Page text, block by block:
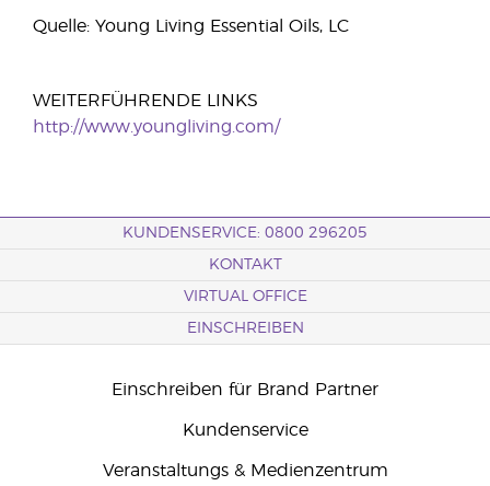
Quelle: Young Living Essential Oils, LC
WEITERFÜHRENDE LINKS
http://www.youngliving.com/
KUNDENSERVICE: 0800 296205
KONTAKT
VIRTUAL OFFICE
EINSCHREIBEN
Einschreiben für Brand Partner
Kundenservice
Veranstaltungs & Medienzentrum